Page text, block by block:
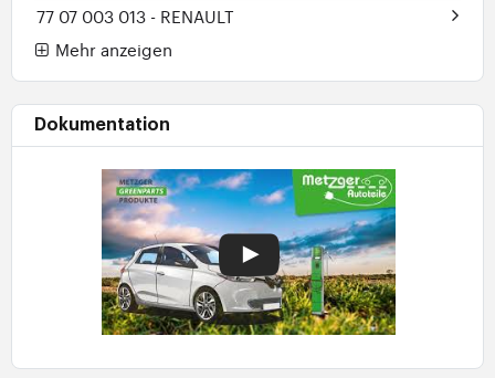
77 07 003 013 - RENAULT
Mehr anzeigen
Dokumentation